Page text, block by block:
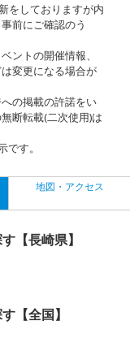
をしておりますが内
前にご確認のう
ントの開催情報、
変更になる場合が
の掲載の許諾をい
断転載(二次使用)は
す。
地図・アクセス
【長崎県】
【全国】